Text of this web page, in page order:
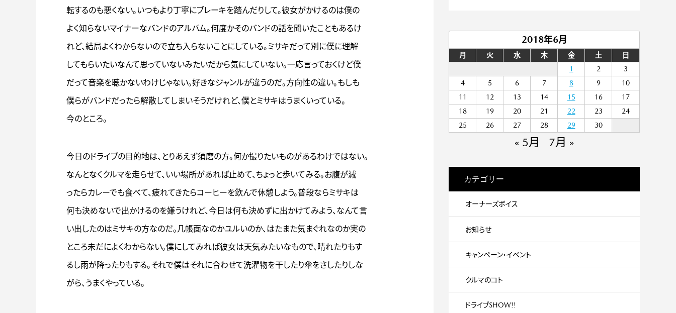
転するのも悪くない。いつもより丁寧にブレーキを踏んだりして。彼女がかけるのは僕の
よく知らないマイナーなバンドのアルバム。何度かそのバンドの話を聞いたこともあるけ
れど、結局よくわからないので立ち入らないことにしている。ミサキだって別に僕に理解
してもらいたいなんて思っていないみたいだから気にしていない。一応言っておくけど僕
だって音楽を聴かないわけじゃない。好きなジャンルが違うのだ。方向性の違い。もしも
僕らがバンドだったら解散してしまいそうだけれど、僕とミサキはうまくいっている。
今のところ。
今日のドライブの目的地は、とりあえず須磨の方。何か撮りたいものがあるわけではない。
なんとなくクルマを走らせて、いい場所があれば止めて、ちょっと歩いてみる。お腹が減
ったらカレーでも食べて、疲れてきたらコーヒーを飲んで休憩しよう。普段ならミサキは
何も決めないで出かけるのを嫌うけれど、今日は何も決めずに出かけてみよう、なんて言
い出したのはミサキの方なのだ。几帳面なのかユルいのか、はたまた気まぐれなのか実の
ところ未だによくわからない。僕にしてみれば彼女は天気みたいなもので、晴れたりもす
るし雨が降ったりもする。それで僕はそれに合わせて洗濯物を干したり傘をさしたりしな
がら、うまくやっている。
2018年6月
月 火 水 木 金 土
日
1
2
3
4
5 6 7 8 9
10
11
12 13 14 15 16
17
18
19 20 21 22 23
24
25
26 27 28 29 30
« 5月 7月 »
カテゴリー
オーナーズボイス
お知らせ
キャンペーン・イベント
クルマのコト
ドライブSHOW!!